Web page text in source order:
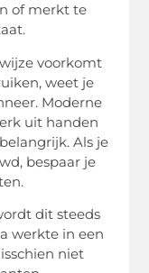
of merkt te
voorkomt
weet je
Moderne
uit handen
Als je
bespaar je
dit steeds
werkte in een
niet